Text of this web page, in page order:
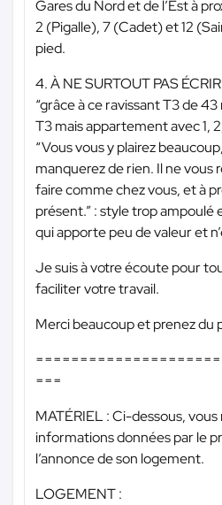
Gares du Nord et de l’Est à
2 (Pigalle), 7 (Cadet) et 12
pied.
4. À NE SURTOUT PAS
“grâce à ce ravissant T3 de 43
T3 mais appartement avec 1,
“Vous vous y plairez
manquerez de rien. Il ne vous
faire comme chez vous, et à
présent.” : style trop
qui apporte peu de valeur et
Je suis à votre écoute pour
faciliter votre travail.
Merci beaucoup et prenez du
===
MATÉRIEL : Ci-dessous,
informations données par le
l’annonce de son logement.
LOGEMENT :